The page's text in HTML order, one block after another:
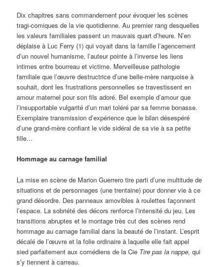
Dix chapitres sans commandement pour évoquer les scènes
tragi-comiques de la vie quotidienne. Au premier rang desquelles
les valeurs familiales passent un mauvais quart d’heure. N’en
déplaise à Luc Ferry (1) qui voyait dans la famille l’agencement
d’un nouvel humanisme, l’auteur pointe à l’inverse les liens
intimes entre bourreau et victime. Merveilleuse pathologie
familiale que l’œuvre destructrice d’une belle-mère narquoise à
souhait, dont les frustrations personnelles se travestissent en
amour maternel pour son fils adoré. Bel exemple d’amour que
l’insupportable vulgarité d’un mari toléré par sa femme bonasse.
Exemplaire transmission d’expérience que le bilan désespéré
d’une grand-mère confiant le vide sidéral de sa vie à sa petite
fille…
Hommage au carnage familial
La mise en scène de Marion Guerrero tire parti d’une multitude de
situations et de personnages (une trentaine) pour donner vie à ce
grand désordre. Des panneaux amovibles à roulettes façonnent
l’espace. La sobriété des décors renforce l’intensité du jeu. Les
transitions abruptes et le montage très cut des scènes rend
hommage au carnage familial dans la beauté de l’instant. L’esprit
décalé de l’œuvre et la folie ordinaire à laquelle elle fait appel
sied parfaitement aux comédiens de la Cie Tire pas la nappe,qui
s’y tiennent à carreau.